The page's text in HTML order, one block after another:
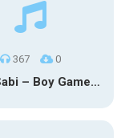
367 0
Terra Sabi – Boy Game X Marcia Cruz